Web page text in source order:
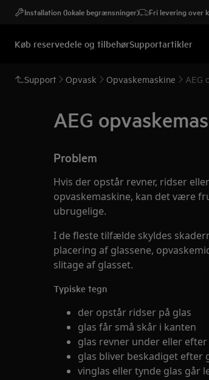
Installation (lokale begrænsninger) Fri levering over
Køb reservedele og tilbehørSupportartikler
Support Opvask Opvaskemaskine AEG
AEG
Problem
Hvis der opstår revner, ridser
opvaskemaskine, kan det være
ubrugelige.
I de fleste tilfælde skyldes
placering af glassene,
slitage af glasset.
Typiske tegn
der opstår ridser på glas
glas får små skår i kanten
glas revner under eller
glas bliver beskadiget efter
vinglas eller tynde glas går